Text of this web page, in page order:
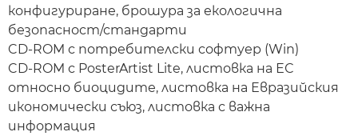
конфигуриране, брошура за екологична
безопасност/стандарти
CD-ROM с потребителски софтуер (Win)
CD-ROM с PosterArtist Lite, листовка на ЕС
относно биоцидите, листовка на Евразийския
икономически съюз, листовка с важна
информация